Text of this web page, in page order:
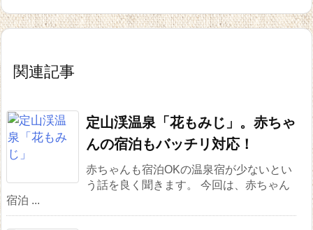
関連記事
定山渓温泉「花もみじ」。赤ちゃ
んの宿泊もバッチリ対応！
赤ちゃんも宿泊OKの温泉宿が少ないとい
う話を良く聞きます。 今回は、赤ちゃん
宿泊 ...